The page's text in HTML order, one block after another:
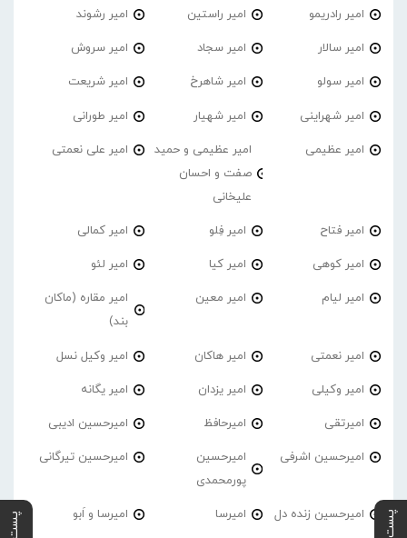
امیر رادریمو امیر راستین امیر رشوند
امیر سالار امیر سجاد امیر سروش
امیر سولو امیر شاهرخ امیر شریعت
امیر شهراینی امیر شهیار امیر طورانی
امیر عظیمی
امیر عظیمی و حمید
صفت و احسان
علیخانی
امیر علی نعمتی
امیر فتاح امیر فِلو امیر کمالی
امیر کوهی امیر کیا امیر لئو
امیر لیام امیر معین
امیر مقاره (ماکان
بند)
امیر نعمتی امیر هاکان امیر وکیل نسل
امیر وکیلی امیر یزدان امیر یگانه
امیرتقی امیرحافظ امیرحسین ادیبی
امیرحسین اشرفی
امیرحسین
پورمحمدی
امیرحسین تیرگانی
امیرحسین زنده دل امیرسا امیرسا و اَبو